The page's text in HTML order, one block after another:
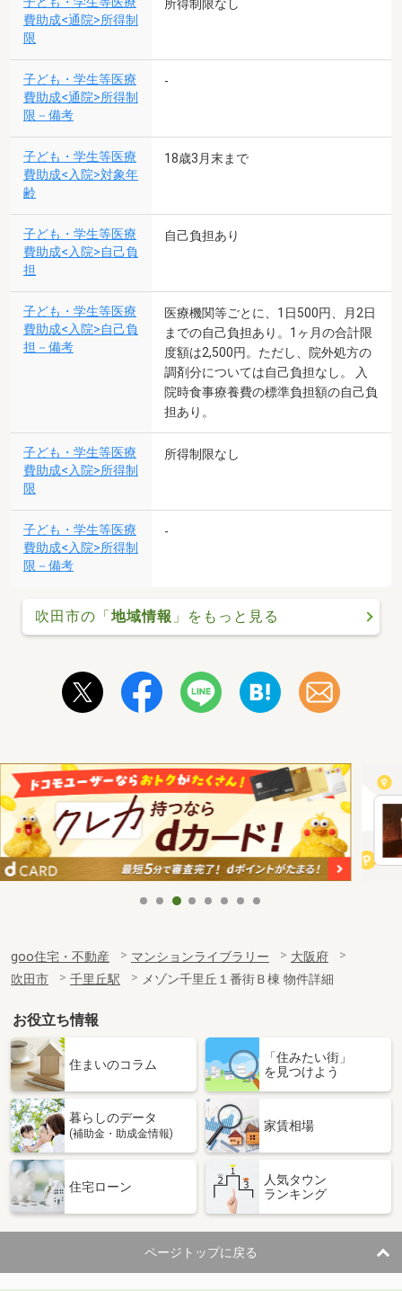
費助成<通院>所得制
限
所得制限なし
子ども・学生等医療
費助成<通院>所得制
限－備考
-
子ども・学生等医療
費助成<入院>対象年
齢
18歳3月末まで
子ども・学生等医療
費助成<入院>自己負
担
自己負担あり
子ども・学生等医療
費助成<入院>自己負
担－備考
医療機関等ごとに、1日500円、月2日
までの自己負担あり。1ヶ月の合計限
度額は2,500円。ただし、院外処方の
調剤分については自己負担なし。 入
院時食事療養費の標準負担額の自己負
担あり。
子ども・学生等医療
費助成<入院>所得制
限
所得制限なし
子ども・学生等医療
費助成<入院>所得制
限－備考
-
吹田市の「 地域情報 」をもっと見る
goo住宅・不動産 マンションライブラリー
大阪府
吹田市
千里丘駅 メゾン千里丘１番街Ｂ棟 物件詳細
お役立ち情報
住まいのコラム
「住みたい街」
を見つけよう
暮らしのデータ
(補助金・助成金情報)
家賃相場
住宅ローン
人気タウン
ランキング
ページトップに戻る